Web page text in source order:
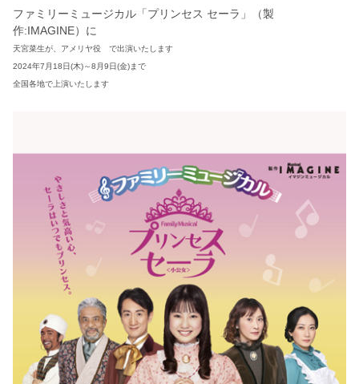
ファミリーミュージカル「プリンセス セーラ」（製
作:IMAGINE）に
天宮菜生が、アメリヤ役 で出演いたします
2024年7月18日(木)～8月9日(金)まで
全国各地で上演いたします